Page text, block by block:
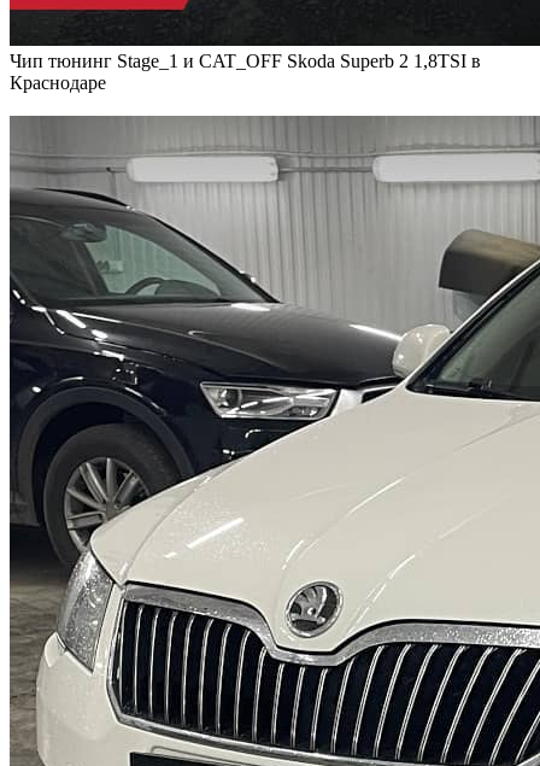
Чип тюнинг Stage_1 и CAT_OFF Skoda Superb 2 1,8TSI в
Краснодаре